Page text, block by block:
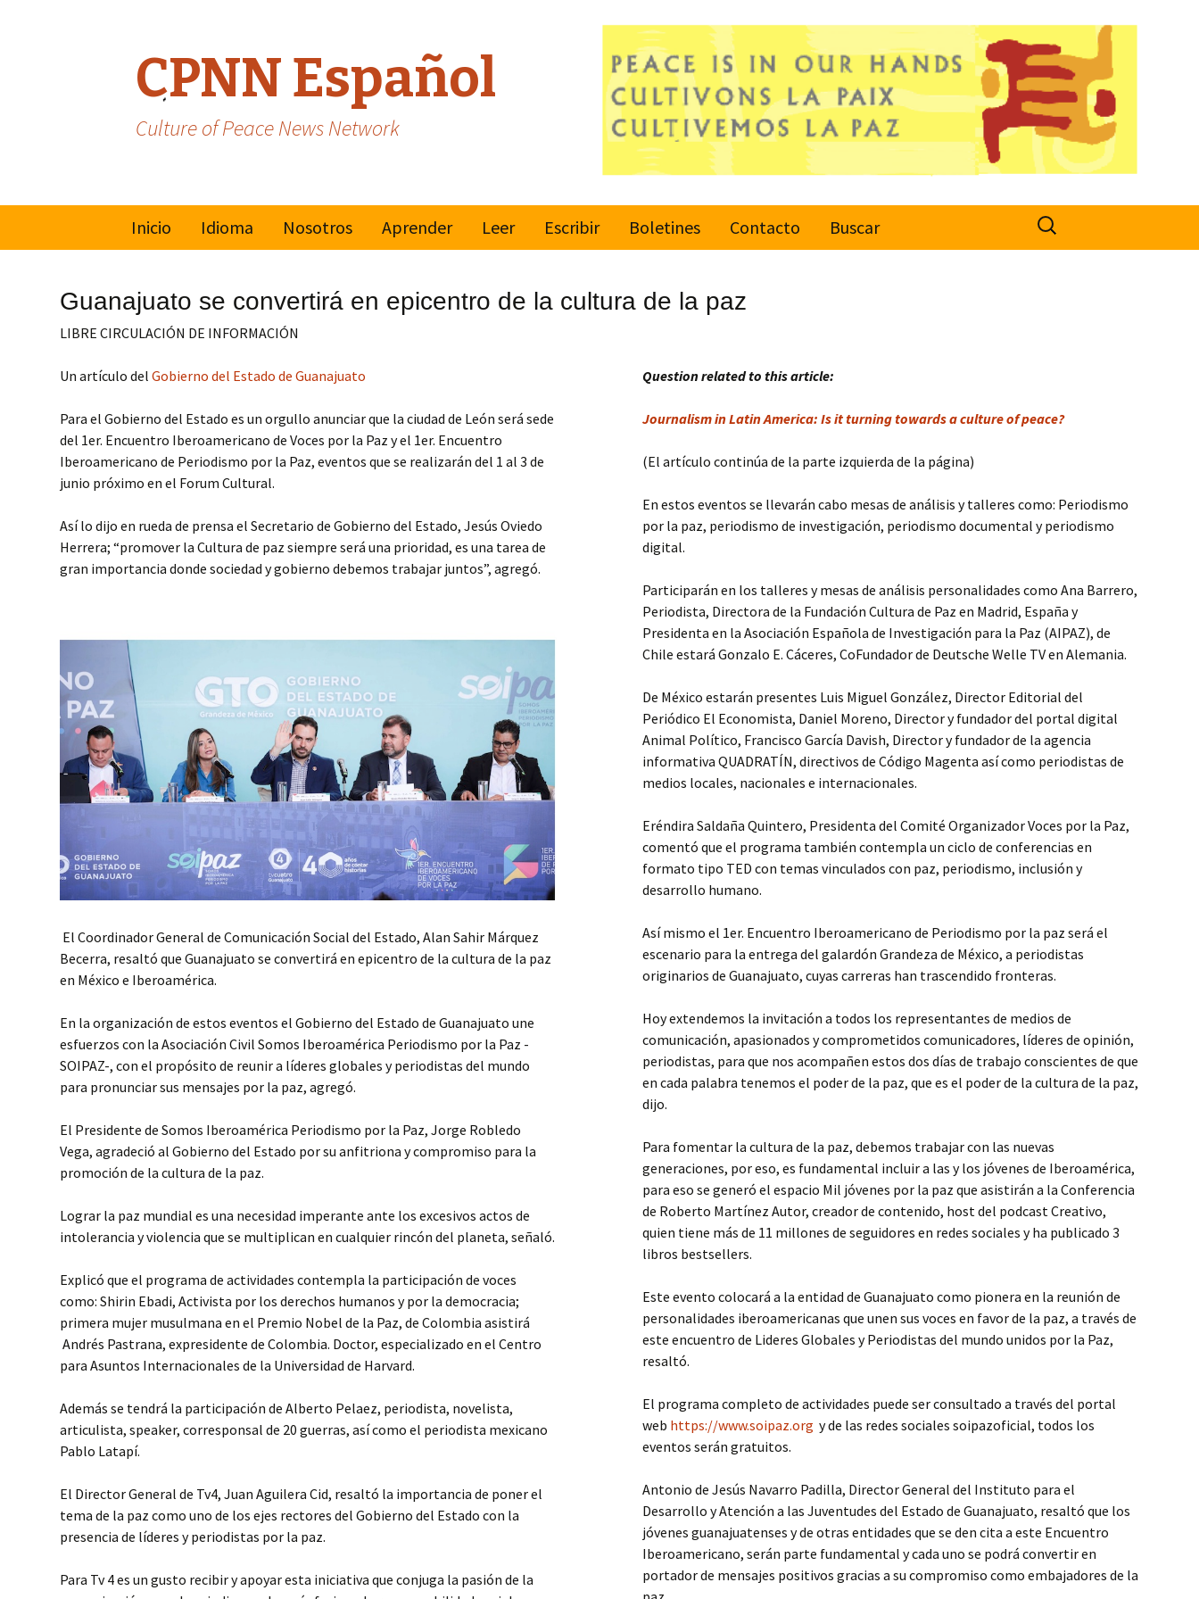
CPNN Español
Culture of Peace News Network
Inicio
Idioma
Francés
Nosotros
Aprender
Mundial para una
Cultura de Paz
Leer
Escribir
Reglas
Boletines
Suscribir o
Contacto Buscar
Search
for:
Guanajuato se convertirá en epicentro de la cultura de la paz
LIBRE CIRCULACIÓN DE INFORMACIÓN
Un artículo delGobierno del Estado de Guanajuato
Para el Gobierno del Estado es un orgullo anunciar que la ciudad de León será sede
del 1er. Encuentro Iberoamericano de Voces por la Paz y el 1er. Encuentro
Iberoamericano de Periodismo por la Paz, eventos que se realizarán del 1 al 3 de
junio próximo en el Forum Cultural.
Así lo dijo en rueda de prensa el Secretario de Gobierno del Estado, Jesús Oviedo
Herrera; “promover la Cultura de paz siempre será una prioridad, es una tarea de
gran importancia donde sociedad y gobierno debemos trabajar juntos”, agregó.
El Coordinador General de Comunicación Social del Estado, Alan Sahir Márquez
Becerra, resaltó que Guanajuato se convertirá en epicentro de la cultura de la paz
en México e Iberoamérica.
En la organización de estos eventos el Gobierno del Estado de Guanajuato une
esfuerzos con la Asociación Civil Somos Iberoamérica Periodismo por la Paz -
SOIPAZ-, con el propósito de reunir a líderes globales y periodistas del mundo
para pronunciar sus mensajes por la paz, agregó.
El Presidente de Somos Iberoamérica Periodismo por la Paz, Jorge Robledo
Vega, agradeció al Gobierno del Estado por su anfitriona y compromiso para la
promoción de la cultura de la paz.
Lograr la paz mundial es una necesidad imperante ante los excesivos actos de
intolerancia y violencia que se multiplican en cualquier rincón del planeta, señaló.
Explicó que el programa de actividades contempla la participación de voces
como: Shirin Ebadi, Activista por los derechos humanos y por la democracia;
primera mujer musulmana en el Premio Nobel de la Paz, de Colombia asistirá
Andrés Pastrana, expresidente de Colombia. Doctor, especializado en el Centro
para Asuntos Internacionales de la Universidad de Harvard.
Además se tendrá la participación de Alberto Pelaez, periodista, novelista,
articulista, speaker, corresponsal de 20 guerras, así como el periodista mexicano
Pablo Latapí.
El Director General de Tv4, Juan Aguilera Cid, resaltó la importancia de poner el
tema de la paz como uno de los ejes rectores del Gobierno del Estado con la
presencia de líderes y periodistas por la paz.
Para Tv 4 es un gusto recibir y apoyar esta iniciativa que conjuga la pasión de la
Question related to this article:
Journalism in Latin America: Is it turning towards a culture of peace?
(El artículo continúa de la parte izquierda de la página)
En estos eventos se llevarán cabo mesas de análisis y talleres como: Periodismo
por la paz, periodismo de investigación, periodismo documental y periodismo
digital.
Participarán en los talleres y mesas de análisis personalidades como Ana Barrero,
Periodista, Directora de la Fundación Cultura de Paz en Madrid, España y
Presidenta en la Asociación Española de Investigación para la Paz (AIPAZ), de
Chile estará Gonzalo E. Cáceres, CoFundador de Deutsche Welle TV en Alemania.
De México estarán presentes Luis Miguel González, Director Editorial del
Periódico El Economista, Daniel Moreno, Director y fundador del portal digital
Animal Político, Francisco García Davish, Director y fundador de la agencia
informativa QUADRATÍN, directivos de Código Magenta así como periodistas de
medios locales, nacionales e internacionales.
Eréndira Saldaña Quintero, Presidenta del Comité Organizador Voces por la Paz,
comentó que el programa también contempla un ciclo de conferencias en
formato tipo TED con temas vinculados con paz, periodismo, inclusión y
desarrollo humano.
Así mismo el 1er. Encuentro Iberoamericano de Periodismo por la paz será el
escenario para la entrega del galardón Grandeza de México, a periodistas
originarios de Guanajuato, cuyas carreras han trascendido fronteras.
Hoy extendemos la invitación a todos los representantes de medios de
comunicación, apasionados y comprometidos comunicadores, líderes de opinión,
periodistas, para que nos acompañen estos dos días de trabajo conscientes de que
en cada palabra tenemos el poder de la paz, que es el poder de la cultura de la paz,
dijo.
Para fomentar la cultura de la paz, debemos trabajar con las nuevas
generaciones, por eso, es fundamental incluir a las y los jóvenes de Iberoamérica,
para eso se generó el espacio Mil jóvenes por la paz que asistirán a la Conferencia
de Roberto Martínez Autor, creador de contenido, host del podcast Creativo,
quien tiene más de 11 millones de seguidores en redes sociales y ha publicado 3
libros bestsellers.
Este evento colocará a la entidad de Guanajuato como pionera en la reunión de
personalidades iberoamericanas que unen sus voces en favor de la paz, a través de
este encuentro de Lideres Globales y Periodistas del mundo unidos por la Paz,
resaltó.
El programa completo de actividades puede ser consultado a través del portal
web https://www.soipaz.org y de las redes sociales soipazoficial, todos los
eventos serán gratuitos.
Antonio de Jesús Navarro Padilla, Director General del Instituto para el
Desarrollo y Atención a las Juventudes del Estado de Guanajuato, resaltó que los
jóvenes guanajuatenses y de otras entidades que se den cita a este Encuentro
Iberoamericano, serán parte fundamental y cada uno se podrá convertir en
portador de mensajes positivos gracias a su compromiso como embajadores de la